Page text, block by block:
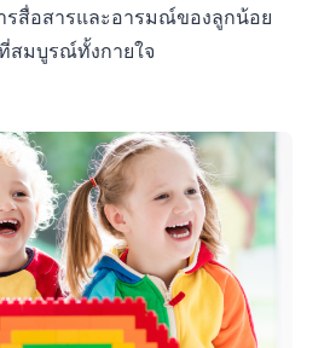
สื่อสารและอารมณ์ของลูกน้อย
สมบูรณ์ทั้งกายใจ